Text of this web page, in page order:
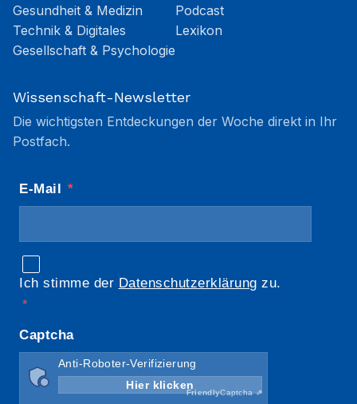
Gesundheit & Medizin
Technik & Digitales
Gesellschaft & Psychologie
Podcast
Lexikon
Wissenschaft-Newsletter
Die wichtigsten Entdeckungen der Woche direkt in Ihr
Postfach.